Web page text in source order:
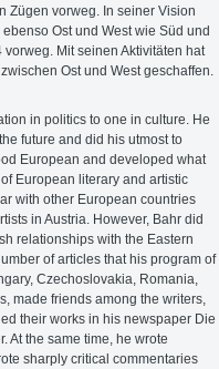
Zügen vorweg. In seiner Vision
Ost und West wie Süd und
Mit seinen Aktivitäten hat
Ost und West geschaffen.
in politics to one in culture. He
future and did his utmost to
European and developed what
European literary and artistic
with other European countries
in Austria. However, Bahr did
relationships with the Eastern
of articles that his program of
Czechoslovakia, Romania,
made friends among the writers,
their works in his newspaper Die
At the same time, he wrote
sharply critical commentaries